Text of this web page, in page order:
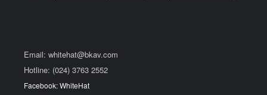
Email: whitehat@bkav.com
Hotline: (024) 3763 2552
Facebook: WhiteHat